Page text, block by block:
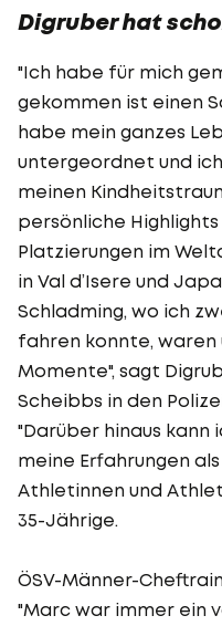
Digruber hat
"Ich habe für mich
gekommen ist einen
habe mein ganzes
untergeordnet und
meinen
persönliche
Platzierungen im
in Val d’Isere und
Schladming, wo ich
fahren konnte,
Momente", sagt
Scheibbs in den
"Darüber hinaus kann
meine Erfahrungen
Athletinnen und
35-Jährige.
ÖSV-Männer-
"Marc war immer ein